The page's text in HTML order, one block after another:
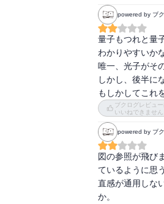
powered by ブ
量子もつれと量
わかりやすいか
唯一、光子がそ
しかし、後半に
もしかしてこれ
ブクログレビュー
いいねできません
powered by ブ
図の参照が飛び
ているように思う
直感が通用しな
か。